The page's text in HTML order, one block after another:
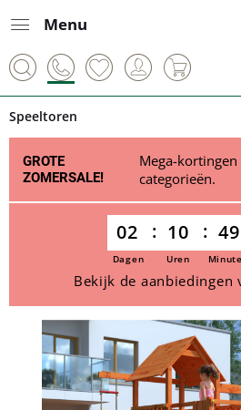
Menu
Speeltoren
GROTE
ZOMERSALE!
Mega-
categorieën.
02 10 49
Dagen Uren
Bekijk de aanbiedingen